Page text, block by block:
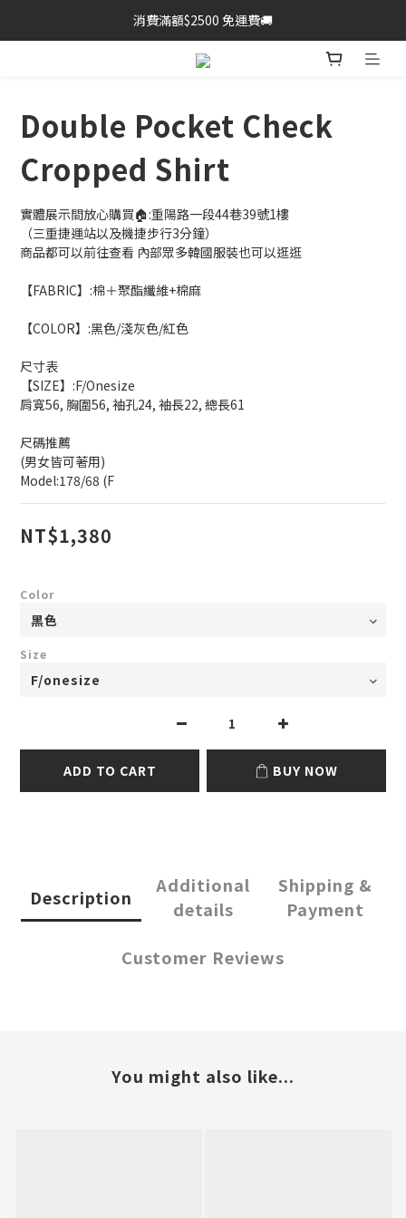
消費滿額$2500 免運費🚚
Double Pocket Check
Cropped Shirt
實體展示間放心購買🏠:重陽路一段44巷39號1樓
（三重捷運站以及機捷步行3分鐘）
商品都可以前往查看 內部眾多韓國服裝也可以逛逛
【FABRIC】:棉＋聚酯纖維+棉麻
【COLOR】:黑色/淺灰色/紅色
尺寸表
【SIZE】:F/Onesize
肩寬56, 胸圍56, 袖孔24, 袖長22, 總長61
尺碼推薦
(男女皆可著用)
Model:178/68 (F
NT$1,380
Color
Size
ADD TO CART BUY NOW
Description
Additional
details
Shipping &
Payment
Customer Reviews
You might also like...